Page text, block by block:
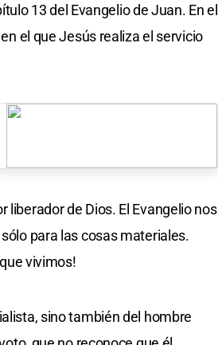
13 del Evangelio de Juan. En el
el que Jesús realiza el servicio
de Dios. El Evangelio nos
para las cosas materiales.
vivimos!
sino también del hombre